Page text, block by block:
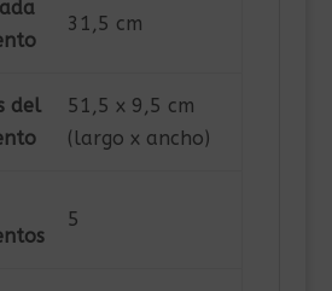
31,5 cm
del
51,5 x 9,5 cm
(largo x ancho)
5